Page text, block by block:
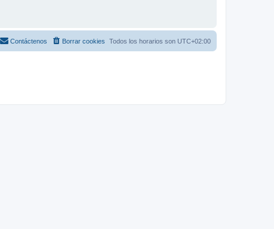
Todos los horarios son UTC+02:00
Borrar cookies
Contáctenos